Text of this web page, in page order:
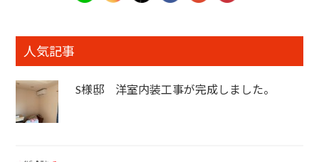
人気記事
S様邸 洋室内装工事が完成しました。